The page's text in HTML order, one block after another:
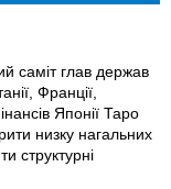
саміт глав держав
Франції,
Японії Таро
низку нагальних
структурні